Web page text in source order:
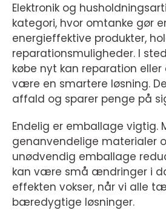
Elektronik og
kategori, hvor omtanke gør
energieffektive produkter,
reparationsmuligheder. I
købe nyt kan reparation
være en smartere løsning.
affald og sparer penge på
Endelig er emballage vigtig.
genanvendelige materialer
unødvendig emballage
kan være små ændringer i
effekten vokser, når vi alle
bæredygtige løsninger.